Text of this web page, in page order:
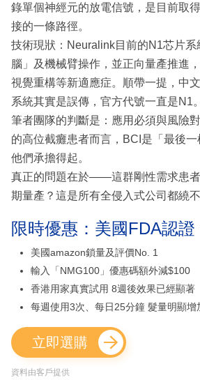
錄單個神經元的放電信號，是目前取
接的一條路徑。
技術現狀：Neuralink目前的N1芯片系
腦」及機械臂操作，並正向量產推進
視覺重構等新適應症。順帶一提，中
系統其實是誤傳，官方代號一直是N1。
筆者團隊的判斷是：應用必須與風險
的高位截癱患者而言，BCI是「最後
他們承擔得起。
真正的問題在於——這群剛性需求患
期量產？這是所有全侵入式公司都繞
限時優惠：美國FDA認
美國amazon鎖量及評價No. 1
輸入「NMG100」優惠碼額外減$100
香港用家真實試用 8週後效果已經顯著
每週使用3次、每日25分鐘 髮量明顯增
立即選購
資料由客戶提供